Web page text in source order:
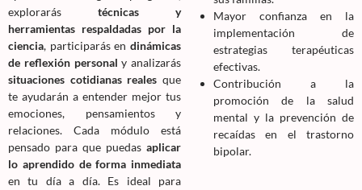
explorarás técnicas y
herramientas respaldadas por la
ciencia, participarás en dinámicas
de reflexión personal y analizarás
situaciones cotidianas reales que
te ayudarán a entender mejor tus
emociones, pensamientos y
relaciones. Cada módulo está
pensado para que puedas aplicar
lo aprendido de forma inmediata
en tu día a día. Es ideal para
Mayor confianza en la
implementación de
estrategias terapéuticas
efectivas.
Contribución a la
promoción de la salud
mental y la prevención de
recaídas en el trastorno
bipolar.